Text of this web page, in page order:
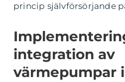
princip självförsörjande
integration av
värmepumpar